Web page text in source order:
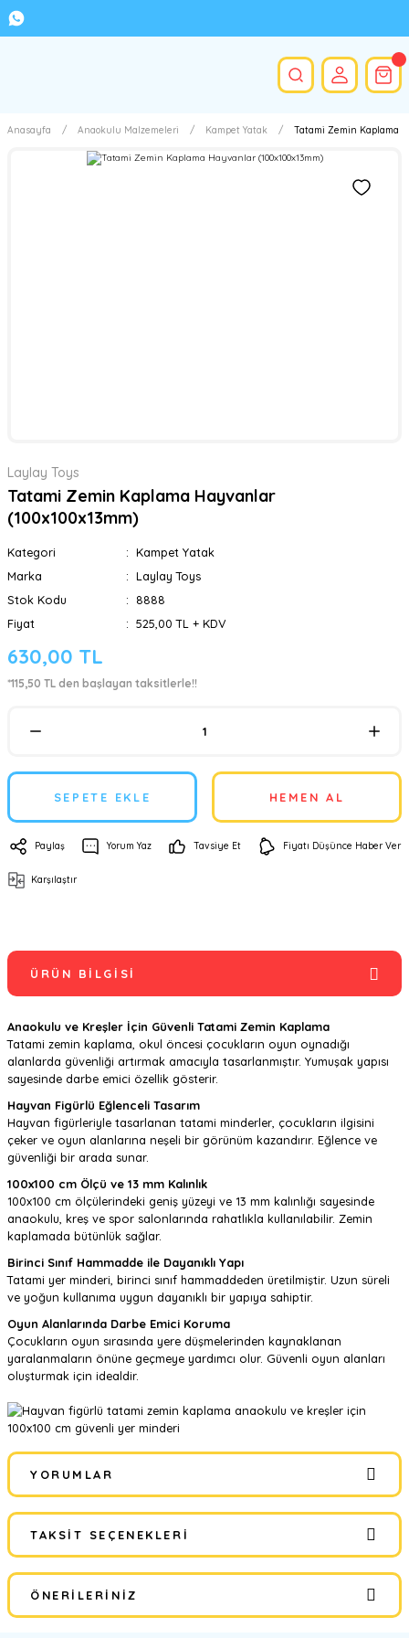
Anasayfa Anaokulu Malzemeleri Kampet Yatak Tatami Zemin Kaplama
Laylay Toys
Tatami Zemin Kaplama Hayvanlar
(100x100x13mm)
Kategori
Kampet Yatak
Marka
Laylay Toys
Stok Kodu
8888
Fiyat
525,00 TL + KDV
630,00 TL
*115,50 TL den başlayan taksitlerle!!
SEPETE EKLE HEMEN AL
Paylaş Yorum Yaz Tavsiye Et Fiyatı Düşünce Haber Ver
Karşılaştır
ÜRÜN BILGISI
Anaokulu ve Kreşler İçin Güvenli Tatami Zemin Kaplama
Tatami zemin kaplama, okul öncesi çocukların oyun oynadığı
alanlarda güvenliği artırmak amacıyla tasarlanmıştır. Yumuşak yapısı
sayesinde darbe emici özellik gösterir.
Hayvan Figürlü Eğlenceli Tasarım
Hayvan figürleriyle tasarlanan tatami minderler, çocukların ilgisini
çeker ve oyun alanlarına neşeli bir görünüm kazandırır. Eğlence ve
güvenliği bir arada sunar.
100x100 cm Ölçü ve 13 mm Kalınlık
100x100 cm ölçülerindeki geniş yüzeyi ve 13 mm kalınlığı sayesinde
anaokulu, kreş ve spor salonlarında rahatlıkla kullanılabilir. Zemin
kaplamada bütünlük sağlar.
Birinci Sınıf Hammadde ile Dayanıklı Yapı
Tatami yer minderi, birinci sınıf hammaddeden üretilmiştir. Uzun süreli
ve yoğun kullanıma uygun dayanıklı bir yapıya sahiptir.
Oyun Alanlarında Darbe Emici Koruma
Çocukların oyun sırasında yere düşmelerinden kaynaklanan
yaralanmaların önüne geçmeye yardımcı olur. Güvenli oyun alanları
oluşturmak için idealdir.
YORUMLAR
Bu ürüne ilk yorumu siz yapın!
Yorum Yaz
TAKSIT SEÇENEKLERI
ÖNERILERINIZ